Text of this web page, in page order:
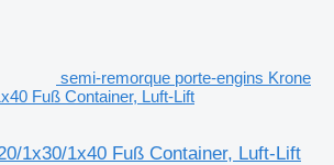
semi-remorque porte-engins Krone
Fuß Container, Luft-Lift
1x30/1x40 Fuß Container, Luft-Lift